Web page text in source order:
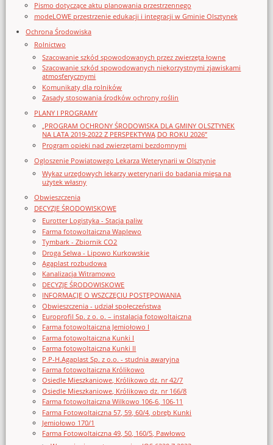
Pismo dotyczące aktu planowania przestrzennego
modeLOWE przestrzenie edukacji i integracji w Gminie Olsztynek
Ochrona Środowiska
Rolnictwo
Szacowanie szkód spowodowanych przez zwierzęta łowne
Szacowanie szkód spowodowanych niekorzystnymi zjawiskami
atmosferycznymi
Komunikaty dla rolników
Zasady stosowania środków ochrony roślin
PLANY I PROGRAMY
„PROGRAM OCHRONY ŚRODOWISKA DLA GMINY OLSZTYNEK
NA LATA 2019-2022 Z PERSPEKTYWĄ DO ROKU 2026”
Program opieki nad zwierzętami bezdomnymi
Ogloszenie Powiatowego Lekarza Weterynarii w Olsztynie
Wykaz urzędowych lekarzy weterynarii do badania mięsa na
użytek własny
Obwieszczenia
DECYZJE ŚRODOWISKOWE
Eurotter Logistyka - Stacja paliw
Farma fotowoltaiczna Waplewo
Tymbark - Zbiornik CO2
Droga Selwa - Lipowo Kurkowskie
Agaplast rozbudowa
Kanalizacja Witramowo
DECYZJE ŚRODOWISKOWE
INFORMACJE O WSZCZĘCIU POSTĘPOWANIA
Obwieszczenia - udział społeczeństwa
Europrofil Sp. z o. o. – instalacja fotowoltaiczna
Farma fotowoltaiczna Jemiołowo I
Farma fotowoltaiczna Kunki I
Farma fotowoltaiczna Kunki II
P.P-H.Agaplast Sp. z o.o. - studnia awaryjna
Farma fotowoltaiczna Królikowo
Osiedle Mieszkaniowe, Królikowo dz. nr 42/7
Osiedle Mieszkaniowe, Królikowo dz. nr 166/8
Farma fotowoltaiczna Wilkowo 106-6, 106-11
Farma Fotowoltaiczna 57, 59, 60/4, obręb Kunki
Jemiołowo 170/1
Farma Fotowoltaiczna 49, 50, 160/5, Pawłowo